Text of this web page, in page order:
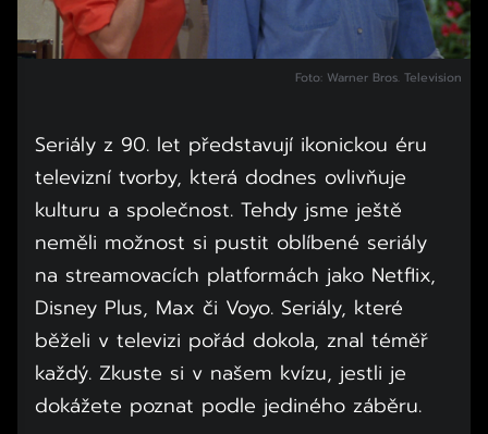
Foto: Warner Bros. Television
Seriály z 90. let představují ikonickou éru
televizní tvorby, která dodnes ovlivňuje
kulturu a společnost. Tehdy jsme ještě
neměli možnost si pustit oblíbené seriály
na streamovacích platformách jako Netflix,
Disney Plus, Max či Voyo. Seriály, které
běželi v televizi pořád dokola, znal téměř
každý. Zkuste si v našem kvízu, jestli je
dokážete poznat podle jediného záběru.